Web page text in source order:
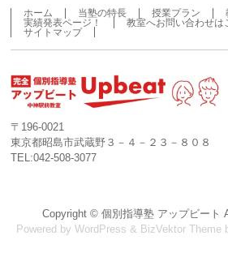
ホーム 当塾の特長 授業プラン
実績発表ページ！
教室へお問い合わせは
サイトマップ
〒196-0021
東京都昭島市武蔵野３－４－２３－８０８
TEL:042-508-3077
Copyright ©個別指導塾 アップビート
Powered byWordPress & BizVektor Theme